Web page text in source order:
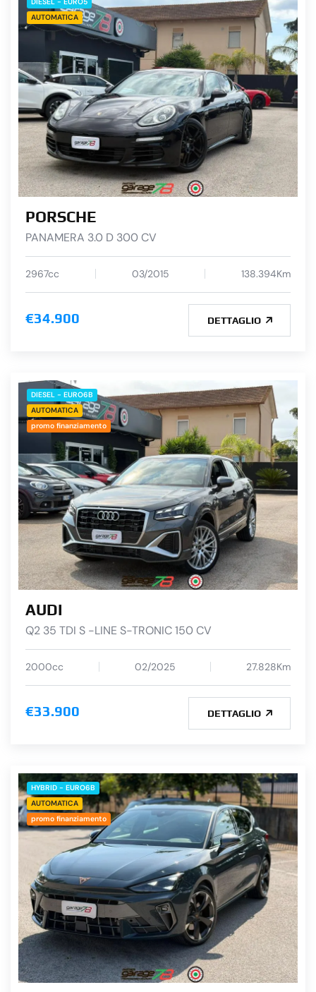
AUTOMATICA
PORSCHE
PANAMERA 3.0 D 300 CV
2967cc 03/2015 138.394Km
€34.900 DETTAGLIO
DIESEL - EURO6B
AUTOMATICA
promo finanziamento
AUDI
Q2 35 TDI S -LINE S-TRONIC 150 CV
2000cc 02/2025 27.828Km
€33.900 DETTAGLIO
HYBRID - EURO6B
AUTOMATICA
promo finanziamento